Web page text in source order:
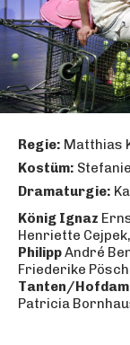
Regie: Matthias
Kostüm:
Dramaturgie:
König Ignaz
Henriette Cejpek,
PhilippAndré
Friederike
Tanten/
Patricia